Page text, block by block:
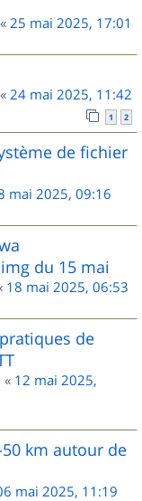
« 25 mai 2025, 17:01
« 24 mai 2025, 11:42
1 2
de fichier
mai 2025, 09:16
du 15 mai
18 mai 2025, 06:53
de
« 12 mai 2025,
50 km autour de
mai 2025, 11:19